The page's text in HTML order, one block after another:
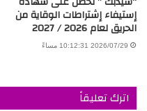
إستيفاء إشتراطات الوقاية من
الحريق لعام 2026 / 2027
2026/07/29 10:12:31 مساءً
اترك تعليقاً